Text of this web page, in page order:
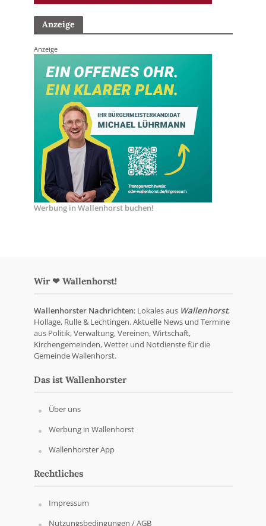
Anzeige
Anzeige
Werbung in Wallenhorst buchen!
Wir ❤ Wallenhorst!
Wallenhorster Nachrichten: Lokales aus Wallenhorst,
Hollage, Rulle & Lechtingen. Aktuelle News und Termine
aus Politik, Verwaltung, Vereinen, Wirtschaft,
Kirchengemeinden, Wetter und Notdienste für die
Gemeinde Wallenhorst.
Das ist Wallenhorster
Über uns
Werbung in Wallenhorst
Wallenhorster App
Rechtliches
Impressum
Nutzungsbedingungen / AGB